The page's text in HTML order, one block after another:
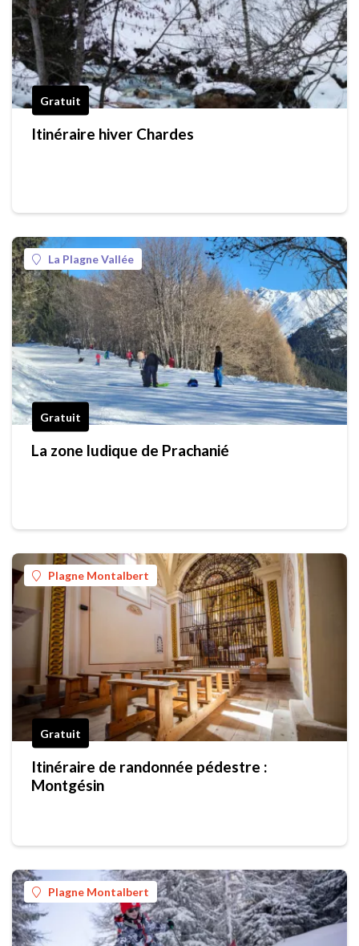
Gratuit
Itinéraire hiver Chardes
La Plagne Vallée
Gratuit
La zone ludique de Prachanié
Plagne Montalbert
Gratuit
Itinéraire de randonnée pédestre :
Montgésin
Plagne Montalbert